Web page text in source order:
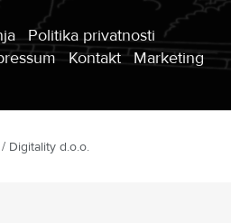
Politika privatnosti
Kontakt Marketing
Digitality d.o.o.